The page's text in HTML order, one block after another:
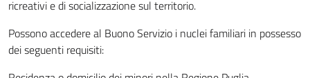
ricreativi e di socializzazione sul territorio.
Possono accedere al Buono Servizio i nuclei familiari in possesso
dei seguenti requisiti: